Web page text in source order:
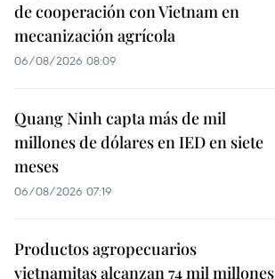
de cooperación con Vietnam en
mecanización agrícola
06/08/2026 08:09
Quang Ninh capta más de mil
millones de dólares en IED en siete
meses
06/08/2026 07:19
Productos agropecuarios
vietnamitas alcanzan 74 mil millones